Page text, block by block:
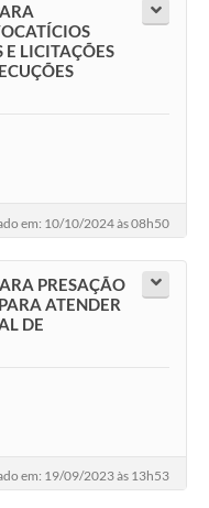
E LICITAÇÕES
em: 10/10/2024 às 08h50
PRESAÇÃO
ATENDER
DE
em: 19/09/2023 às 13h53